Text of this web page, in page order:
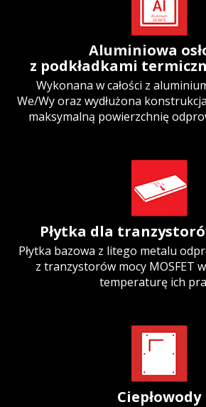
Aluminiowa
z podkładkami
Wykonana w całości z
We/Wy oraz wydłużona
maksymalną powierzchnię
Płytka dla
Płytka bazowa z litego metalu
z tranzystorów mocy MOSFET
temperaturę ich
Ciepłowody